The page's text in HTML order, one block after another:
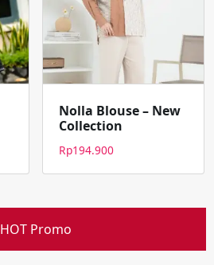
Nolla Blouse – New
Collection
Rp194.900
HOT Promo